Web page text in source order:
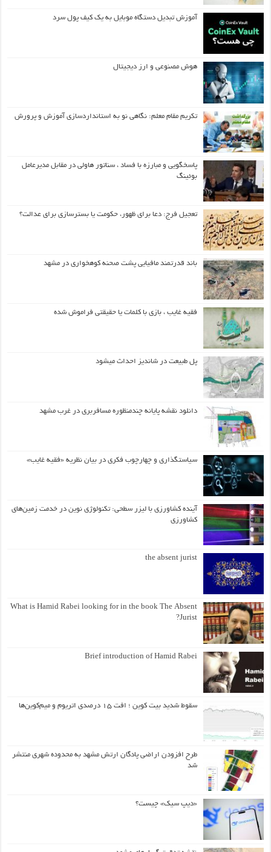
آموزش تبدیل دستگاه موبایل به یک کیف‌ پول سرد
هوش مصنوعی و ارز دیجیتال
تکریم مقام معلم: نگاهی نو به استانداردسازی آموزش و پرورش
پاسخگویی و مبارزه با فساد ، سناتور هاولی در مقابل مدیرعامل
بوئینگ
تعجیل فرج: دعا برای ظهور، حکومت یا بسترسازی برای عدالت؟
باند قدرتمند مافیایی پشت صحنه کوهخواری در مشهد
فقیه غایب ، بازی با کلمات یا حقیقتی فراموش شده
پل طبیعت در شاندیز احداث میشود
دانلود نقشه پایانه چندمنظوره مسافربری در غرب مشهد
سیاستگذاری و چهارچوب فکری در بیان نظریه «فقیه غایب»
آینده کشاورزی با لیزر سطحی: تکنولوژی نوین در خدمت زمین‌های
کشاورزی
the absent jurist
What is Hamid Rabei looking for in the book The Absent
Jurist?
Brief introduction of Hamid Rabei
سقوط شدید بیت کوین ؛ افت ۱۵ درصدی اتریوم و میم‌کوین‌ها
طرح افزودن اراضی پادگان ارتش مشهد به محدوده شهری منتشر
شد
«دیپ سیک» چیست؟